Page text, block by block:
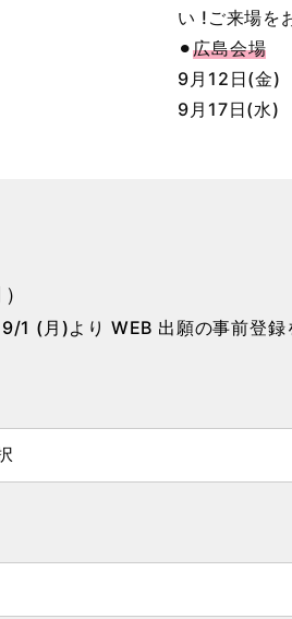
い !ご来場を
⚫︎広島会場
9月12日(金)
9月17日(水)
1 (月)より WEB 出願の事前登録